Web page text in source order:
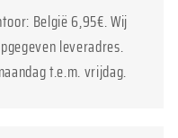
België 6,95€. Wij
leveradres.
t.e.m. vrijdag.